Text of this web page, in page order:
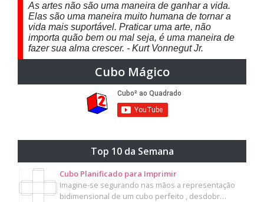
As artes não são uma maneira de ganhar a vida.
Elas são uma maneira muito humana de tornar a
vida mais suportável. Praticar uma arte, não
importa quão bem ou mal seja, é uma maneira de
fazer sua alma crescer. - Kurt Vonnegut Jr.
Cubo Mágico
Top 10 da Semana
Cubo Planificado para Imprimir
Imagine-se segurando nas mãos a representação
bidimensional de um cubo perfeito , desdobr…